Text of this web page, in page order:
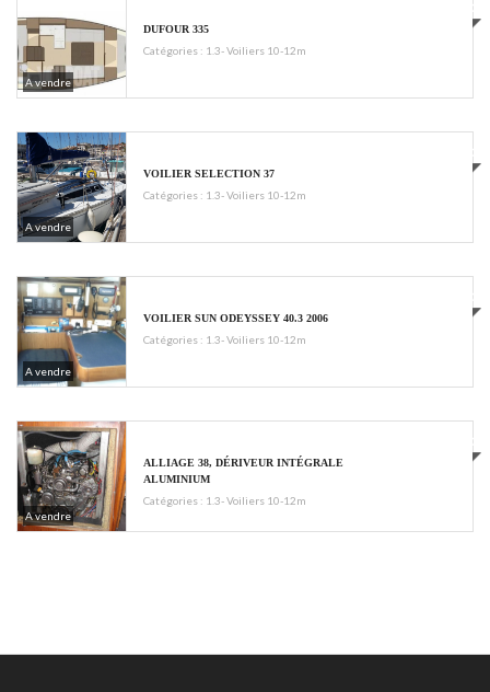
A vendre
€72000
DUFOUR 335
Catégories : 1.3- Voiliers 10-12m
A vendre
€22000
VOILIER SELECTION 37
Catégories : 1.3- Voiliers 10-12m
A vendre
€88000
VOILIER SUN ODEYSSEY 40.3 2006
Catégories : 1.3- Voiliers 10-12m
A vendre
115 000
ALLIAGE 38, DÉRIVEUR INTÉGRALE
ALUMINIUM
Catégories : 1.3- Voiliers 10-12m